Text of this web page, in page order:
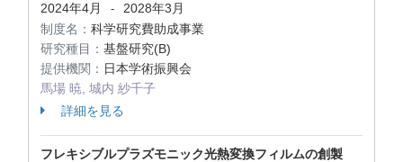
2024年4月
-
2028年3月
制度名： 科学研究費助成事業
研究種目： 基盤研究(B)
提供機関： 日本学術振興会
馬場 暁, 城内 紗千子
詳細を見る
フレキシブルプラズモニック光熱変換フィルムの創製